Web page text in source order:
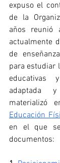
expuso el
de la
años reunió
actualmente
de
para estudiar
educativas
adaptada
materializó
Educación
en el que
documentos: